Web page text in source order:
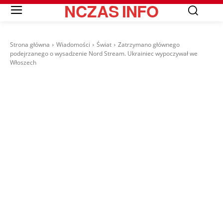
NCZASINFO
Strona główna Wiadomości Świat
Zatrzymano głównego
podejrzanego o wysadzenie Nord Stream. Ukrainiec wypoczywał we
Włoszech